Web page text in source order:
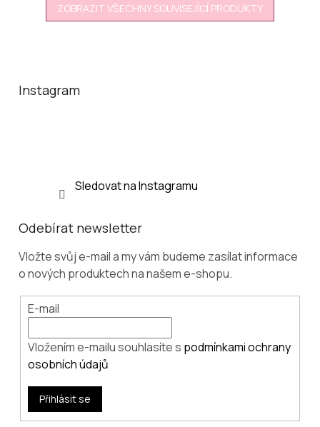
ZOBRAZIT VŠECHNY SOUVISEJÍCÍ PRODUKTY
Instagram
Sledovat na Instagramu
Odebírat newsletter
Vložte svůj e-mail a my vám budeme zasílat informace
o nových produktech na našem e-shopu.
E-mail
Vložením e-mailu souhlasíte s podmínkami ochrany
osobních údajů
Přihlásit se